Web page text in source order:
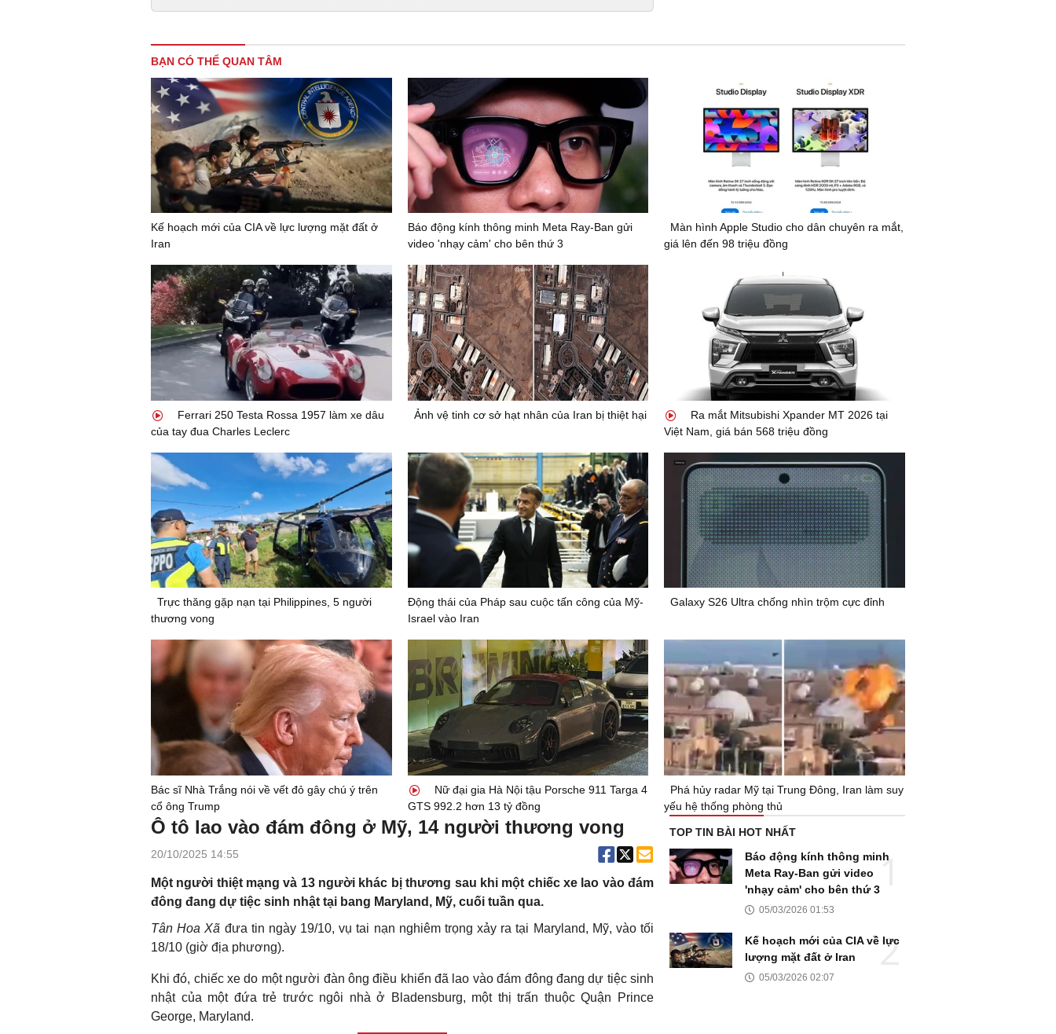
BẠN CÓ THỂ QUAN TÂM
Kế hoạch mới của CIA về lực lượng mặt đất ở
Iran
Báo động kính thông minh Meta Ray-Ban gửi
video 'nhạy cảm' cho bên thứ 3
Màn hình Apple Studio cho dân chuyên ra mắt,
giá lên đến 98 triệu đồng
Ferrari 250 Testa Rossa 1957 làm xe dâu
của tay đua Charles Leclerc
Ảnh vệ tinh cơ sở hạt nhân của Iran bị thiệt hại
Ra mắt Mitsubishi Xpander MT 2026 tại
Việt Nam, giá bán 568 triệu đồng
Trực thăng gặp nạn tại Philippines, 5 người
thương vong
Động thái của Pháp sau cuộc tấn công của Mỹ-
Israel vào Iran
Galaxy S26 Ultra chống nhìn trộm cực đỉnh
Bác sĩ Nhà Trắng nói về vết đỏ gây chú ý trên
cổ ông Trump
Nữ đại gia Hà Nội tậu Porsche 911 Targa 4
GTS 992.2 hơn 13 tỷ đồng
Phá hủy radar Mỹ tại Trung Đông, Iran làm suy
yếu hệ thống phòng thủ
Ô tô lao vào đám đông ở Mỹ, 14 người thương vong
20/10/2025 14:55
Một người thiệt mạng và 13 người khác bị thương sau khi một chiếc xe lao vào đám
đông đang dự tiệc sinh nhật tại bang Maryland, Mỹ, cuối tuần qua.
Tân Hoa Xã đưa tin ngày 19/10, vụ tai nạn nghiêm trọng xảy ra tại Maryland, Mỹ, vào tối
18/10 (giờ địa phương).
Khi đó, chiếc xe do một người đàn ông điều khiển đã lao vào đám đông đang dự tiệc sinh
nhật của một đứa trẻ trước ngôi nhà ở Bladensburg, một thị trấn thuộc Quận Prince
George, Maryland.
TOP TIN BÀI HOT NHẤT
Báo động kính thông minh
Meta Ray-Ban gửi video
'nhạy cảm' cho bên thứ 3
05/03/2026 01:53
Kế hoạch mới của CIA về lực
lượng mặt đất ở Iran
05/03/2026 02:07